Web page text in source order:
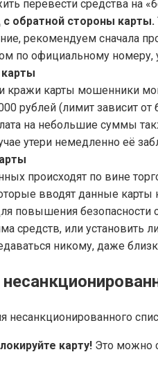
перевести средства на
с обратной стороны
рекомендуем сначала
по официальному номеру,
кражи карты мошенники
рублей (лимит зависит от
на небольшие суммы
утери немедленно её
происходят по вине
вводят данные
повышения безопасности
средств, или
никому, даже
несанкционированного
карту! Это можно